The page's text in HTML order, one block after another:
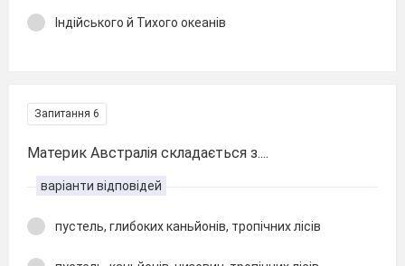
Індійського й Тихого океанів
Запитання 6
Материк Австралія складається з....
варіанти відповідей
пустель, глибоких каньйонів, тропічних лісів